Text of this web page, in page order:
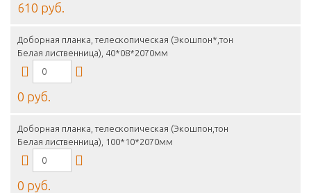
610 руб.
Доборная планка, телескопическая (Экошпон*,тон
Белая лиственница), 40*08*2070мм
0 руб.
Доборная планка, телескопическая (Экошпон,тон
Белая лиственница), 100*10*2070мм
0 руб.